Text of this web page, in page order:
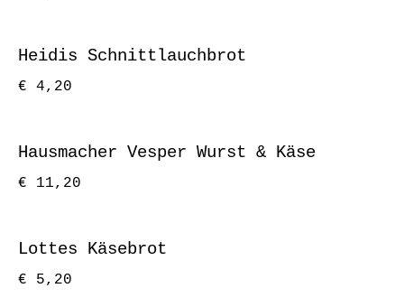
Heidis Schnittlauchbrot
€ 4,20
Hausmacher Vesper Wurst & Käse
€ 11,20
Lottes Käsebrot
€ 5,20